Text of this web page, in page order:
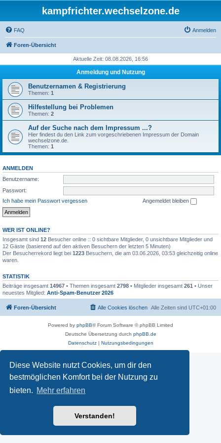
Diese Website nutzt Cookies, um dir den
bestmöglichen Komfort bei der Nutzung zu
bieten. Mehr erfahren
Verstanden!
kampfrichter.wechselzone.de
FAQ Anmelden
Foren-Übersicht
Aktuelle Zeit: 08.08.2026, 16:56
Anmeldung und Nutzung
Benutzernamen & Registrierung
Themen: 1
Hilfestellung bei Problemen
Themen: 2
Auf der Suche nach dem Impressum ...?
Hier findest du den Link zum vorgeschriebenen Impressum der Domain
wechselzone.de.
Themen: 1
ANMELDEN
Benutzername:
Passwort:
Ich habe mein Passwort vergessen
Angemeldet bleiben
WER IST ONLINE?
Insgesamt sind 12 Besucher online :: 0 sichtbare Mitglieder, 0 unsichtbare Mitglieder und
12 Gäste (basierend auf den aktiven Besuchern der letzten 5 Minuten)
Der Besucherrekord liegt bei 1223 Besuchern, die am 03.06.2026, 03:53 gleichzeitig online
waren.
STATISTIK
Beiträge insgesamt 14967 • Themen insgesamt 2798 • Mitglieder insgesamt 261 • Unser
neuestes Mitglied: Anti-Spam-Benutzer 2026
Foren-Übersicht Alle Zeiten sind UTC+01:00
Alle Cookies löschen
Powered by phpBB® Forum Software © phpBB Limited
Deutsche Übersetzung durch phpBB.de
Datenschutz| Nutzungsbedingungen